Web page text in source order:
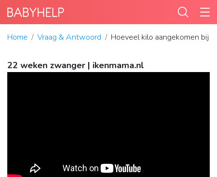
Home Vraag & Antwoord Hoeveel kilo aangekomen bij
22 weken zwanger | ikenmama.nl